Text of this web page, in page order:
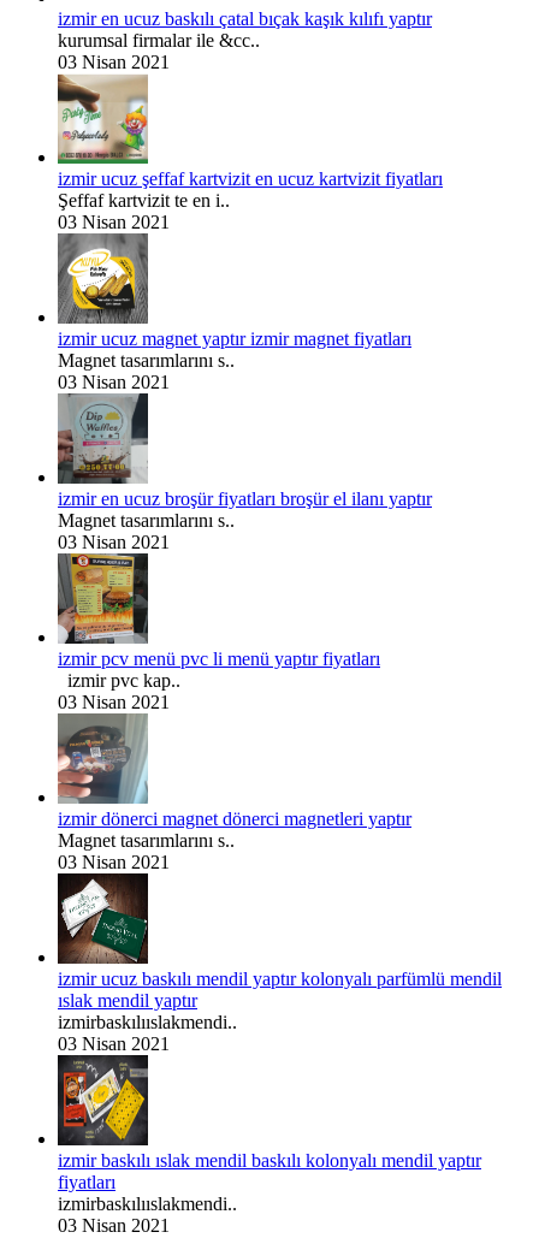
izmir en ucuz baskılı çatal bıçak kaşık kılıfı yaptır
kurumsal firmalar ile &cc..
03 Nisan 2021
izmir ucuz şeffaf kartvizit en ucuz kartvizit fiyatları
Şeffaf kartvizit te en i..
03 Nisan 2021
izmir ucuz magnet yaptır izmir magnet fiyatları
Magnet tasarımlarını s..
03 Nisan 2021
izmir en ucuz broşür fiyatları broşür el ilanı yaptır
Magnet tasarımlarını s..
03 Nisan 2021
izmir pcv menü pvc li menü yaptır fiyatları
izmir pvc kap..
03 Nisan 2021
izmir dönerci magnet dönerci magnetleri yaptır
Magnet tasarımlarını s..
03 Nisan 2021
izmir ucuz baskılı mendil yaptır kolonyalı parfümlü mendil
ıslak mendil yaptır
izmirbaskılııslakmendi..
03 Nisan 2021
izmir baskılı ıslak mendil baskılı kolonyalı mendil yaptır
fiyatları
izmirbaskılııslakmendi..
03 Nisan 2021